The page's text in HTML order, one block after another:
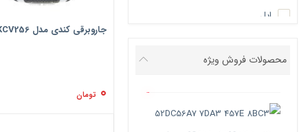
اپل
استارک
اسنوا
محصولات فروش ویژه
جاروبرقی کندی مدل KCV256
0 تومان